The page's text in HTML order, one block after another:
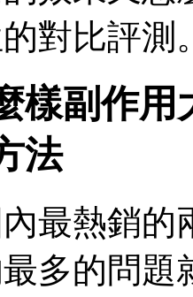
對比評測
樣副作
法
最熱銷的
多的問